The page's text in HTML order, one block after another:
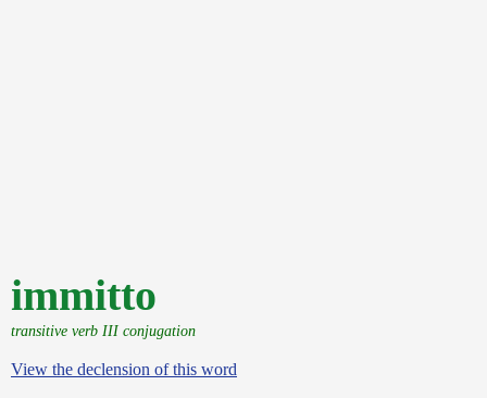
immitto
transitive verb III conjugation
View the declension of this word